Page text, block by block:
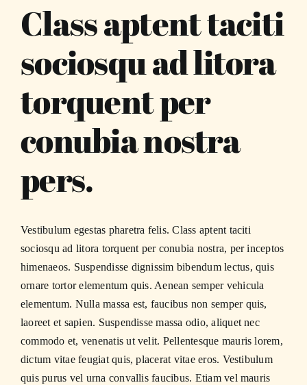
Class aptent taciti
sociosqu ad litora
torquent per
conubia nostra
pers.
Vestibulum egestas pharetra felis. Class aptent taciti
sociosqu ad litora torquent per conubia nostra, per inceptos
himenaeos. Suspendisse dignissim bibendum lectus, quis
ornare tortor elementum quis. Aenean semper vehicula
elementum. Nulla massa est, faucibus non semper quis,
laoreet et sapien. Suspendisse massa odio, aliquet nec
commodo et, venenatis ut velit. Pellentesque mauris lorem,
dictum vitae feugiat quis, placerat vitae eros. Vestibulum
quis purus vel urna convallis faucibus. Etiam vel mauris